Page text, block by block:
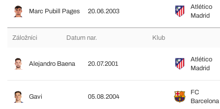
Marc Pubill Pages 20.06.2003
Atlético
Madrid
Záložníci Datum nar. Klub
Alejandro Baena 20.07.2001
Atlético
Madrid
Gavi 05.08.2004
FC
Barcelona